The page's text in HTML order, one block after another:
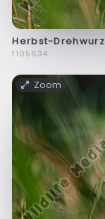
Herbst-Drehwurz
f105634
Zoom